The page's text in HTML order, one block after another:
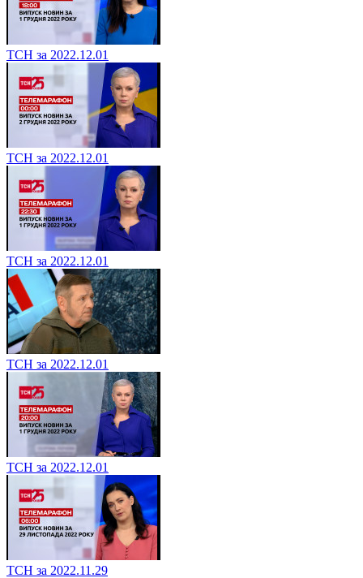
ТСН за 2022.12.01
ТСН за 2022.12.01
ТСН за 2022.12.01
ТСН за 2022.12.01
ТСН за 2022.12.01
ТСН за 2022.11.29